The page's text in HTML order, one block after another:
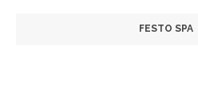
FESTO SPA